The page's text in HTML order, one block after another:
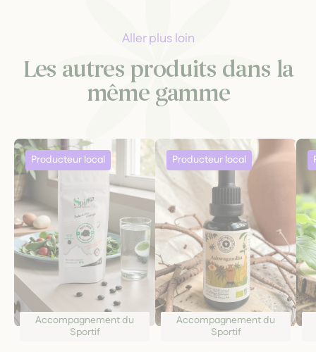
Aller plus loin
Les autres produits dans la
même gamme
Accompagnement du
Sportif
Accompagnement du
Sportif